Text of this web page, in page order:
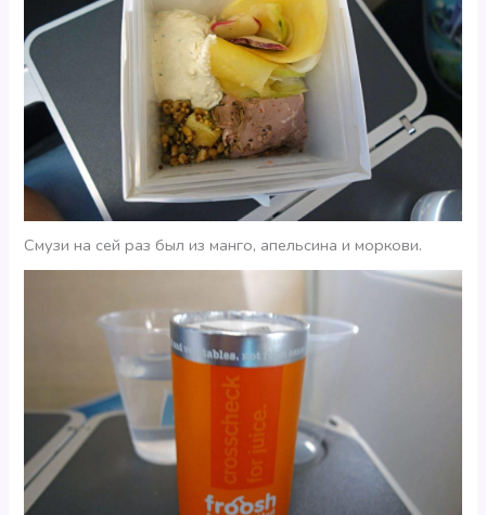
Смузи на сей раз был из манго, апельсина и моркови.